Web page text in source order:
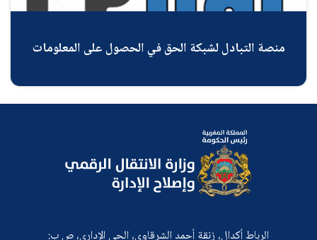
منصة التبادل لشبكة الحق في الحصول على المعلومات
الرباط أكدال، زنقة أحمد الشرقاوي، الحي الإداري، ص ب: